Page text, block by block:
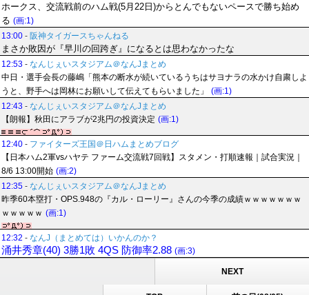
ホークス、交流戦前のハム戦(5月22日)からとんでもないペースで勝ち始め
る (画:1)
13:00 - 阪神タイガースちゃんねる
まさか敗因が『早川の回跨ぎ』になるとは思わなかったな
12:53 - なんじぇいスタジアム＠なんJまとめ
中日・選手会長の藤嶋「熊本の断水が続いているうちはサヨナラの水かけ自粛しよ
うと、野手へは岡林にお願いして伝えてもらいました」
(画:1)
12:43 - なんじぇいスタジアム＠なんJまとめ
【朗報】秋田にアラブが2兆円の投資決定 (画:1)
12:40 - ファイターズ王国＠日ハムまとめブログ
【日本ハム2軍vsハヤテ ファーム交流戦7回戦】スタメン・打順速報｜試合実況｜
8/6 13:00開始 (画:2)
12:35 - なんじぇいスタジアム＠なんJまとめ
昨季60本塁打・OPS.948の『カル・ローリー』さんの今季の成績ｗｗｗｗｗｗｗ
ｗｗｗｗｗ (画:1)
12:32 - なんJ（まとめては）いかんのか？
涌井秀章(40) 3勝1敗 4QS 防御率2.88 (画:3)
NEXT